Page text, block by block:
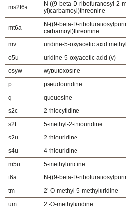
ms2t6a
N-((9-beta-D-ribofuranosyl-2-
yl)carbamoyl)threonine
mt6a
N-((9-beta-D-
carbamoyl)threonine
mv
uridine-5-oxyacetic acid
o5u
uridine-5-oxyacetic acid (v)
osyw
wybutoxosine
p
pseudouridine
q
queuosine
s2c
2-thiocytidine
s2t
5-methyl-2-thiouridine
s2u
2-thiouridine
s4u
4-thiouridine
m5u
5-methyluridine
t6a
N-((9-beta-D-
tm
2’-O-methyl-5-methyluridine
um
2’-O-methyluridine